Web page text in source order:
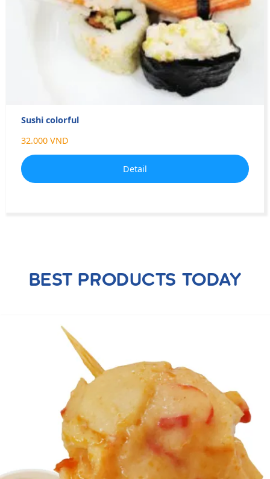
Sushi colorful
32.000 VND
Detail
BEST PRODUCTS TODAY